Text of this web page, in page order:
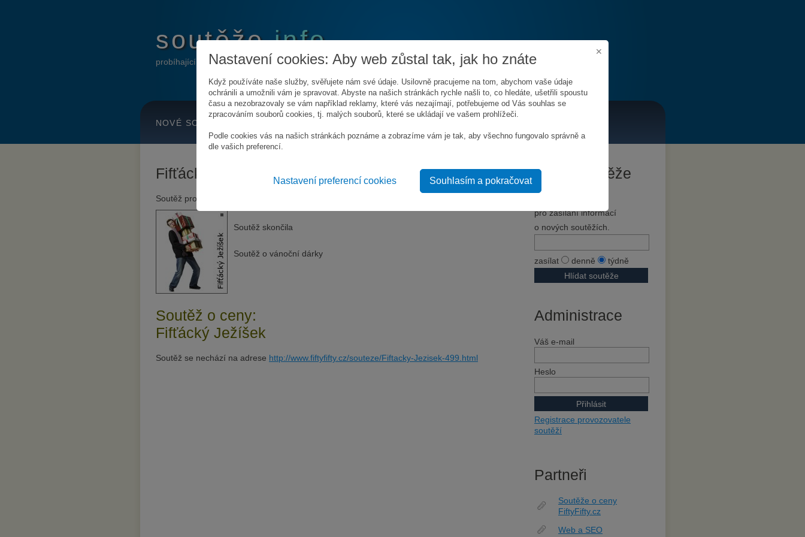
soutěže.info
probíhající online soutěže
NOVÉ SOUTĚŽE
Hlídat soutěže
pro zasílání informací
o nových soutěžích.
zasílat denně týdně
Administrace
Váš e-mail
Heslo
Registrace provozovatele
soutěží
Partneři
Soutěže o ceny
FiftyFifty.cz
Web a SEO
Fifťácký Ježíšek
Soutěž probíhá
Soutěž skončila
Soutěž o vánoční dárky
Soutěž o ceny:
Fifťácký Ježíšek
Soutěž se nechází na adrese http://www.fiftyfifty.cz/souteze/Fiftacky-Jezisek-499.html
Nastavení cookies: Aby web zůstal tak, jak ho znáte
Když používáte naše služby, svěřujete nám své údaje. Usilovně pracujeme na tom, abychom vaše údaje
ochránili a umožnili vám je spravovat. Abyste na našich stránkách rychle našli to, co hledáte, ušetřili spoustu
času a nezobrazovaly se vám například reklamy, které vás nezajímají, potřebujeme od Vás souhlas se
zpracováním souborů cookies, tj. malých souborů, které se ukládají ve vašem prohlížeči.
Podle cookies vás na našich stránkách poznáme a zobrazíme vám je tak, aby všechno fungovalo správně a
dle vašich preferencí.
Nastavení preferencí cookies Souhlasím a pokračovat